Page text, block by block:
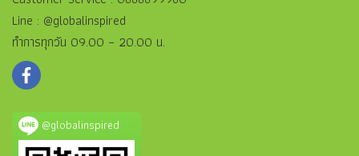
Line : @globalinspired
ทำการทุกวัน 09.00 – 20.00 น.
@globalinspired